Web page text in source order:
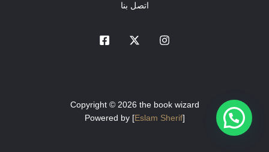
اتصل بنا
Copyright © 2026 the book wizard
Powered by [Eslam Sherif]